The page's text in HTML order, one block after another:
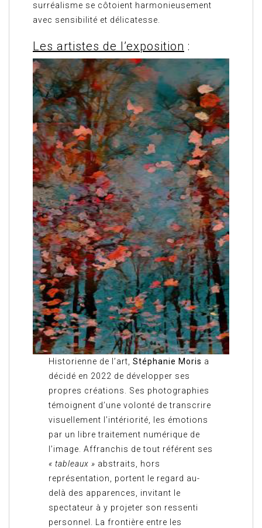
surréalisme se côtoient harmonieusement
avec sensibilité et délicatesse.
Les artistes de l’exposition :
Historienne de l’art, Stéphanie Moris a
décidé en 2022 de développer ses
propres créations. Ses photographies
témoignent d’une volonté de transcrire
visuellement l’intériorité, les émotions
par un libre traitement numérique de
l’image. Affranchis de tout référent ses
« tableaux » abstraits, hors
représentation, portent le regard au-
delà des apparences, invitant le
spectateur à y projeter son ressenti
personnel. La frontière entre les